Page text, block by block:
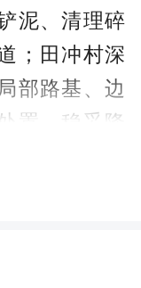
泥、清理碎
；田冲村深
部路基、边
置，稳妥降
后道路清淤